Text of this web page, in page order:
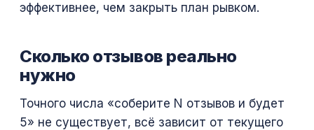
эффективнее, чем закрыть план рывком.
Сколько отзывов реально
нужно
Точного числа «соберите N отзывов и будет
5» не существует, всё зависит от текущего